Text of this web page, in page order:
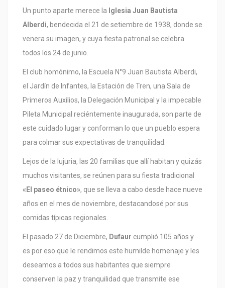
Un punto aparte merece la Iglesia Juan Bautista
Alberdi, bendecida el 21 de setiembre de 1938, donde se
venera su imagen, y cuya fiesta patronal se celebra
todos los 24 de junio.
El club homónimo, la Escuela N°9 Juan Bautista Alberdi,
el Jardín de Infantes, la Estación de Tren, una Sala de
Primeros Auxilios, la Delegación Municipal y la impecable
Pileta Municipal reciéntemente inaugurada, son parte de
este cuidado lugar y conforman lo que un pueblo espera
para colmar sus expectativas de tranquilidad.
Lejos de la lujuria, las 20 familias que allí habitan y quizás
muchos visitantes, se reúnen para su fiesta tradicional
«El paseo étnico», que se lleva a cabo desde hace nueve
años en el mes de noviembre, destacandosé por sus
comidas típicas regionales.
El pasado 27 de Diciembre, Dufaur cumplió 105 años y
es por eso que le rendimos este humilde homenaje y les
deseamos a todos sus habitantes que siempre
conserven la paz y tranquilidad que transmite ese